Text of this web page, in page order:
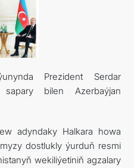
Prezident Serdar
sapary bilen Azerbaýjan
adyndaky Halkara howa
dostlukly ýurduň resmi
wekiliýetiniň agzalary